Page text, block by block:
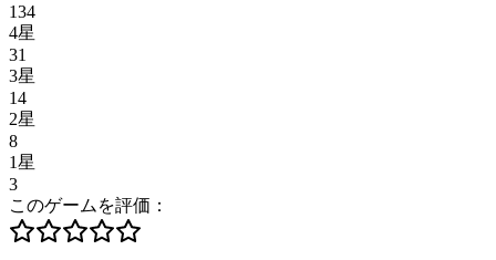
134
4星
31
3星
14
2星
8
1星
3
このゲームを評価：